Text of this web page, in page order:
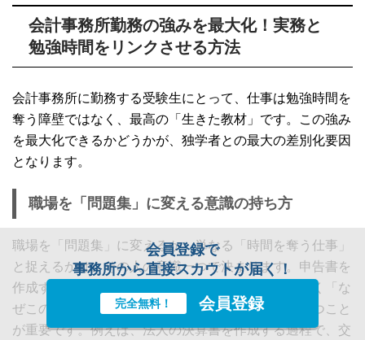
会計事務所勤務の強みを最大化！実務と
勉強時間をリンクさせる方法
会計事務所に勤務する受験生にとって、仕事は勉強時間を
奪う障壁ではなく、最高の「生きた教材」です。この強み
を最大化できるかどうかが、独学者との最大の差別化要因
となります。
職場を「問題集」に変える意識の持ち方
職場を「問題集」に変えるか、単なる「時間を奪う仕事」
と捉えるかは、その人の意識一つで決まります。申告書を
作成する際、ただ機械的に数字を入力するのではなく「な
ぜこの金額がここに入るのか」という疑問を常に持つこと
が重要です。例えば、法人の決算書を作成する過程で、交
会員登録で
事務所から直接スカウトが届く！
完全無料！ 会員登録